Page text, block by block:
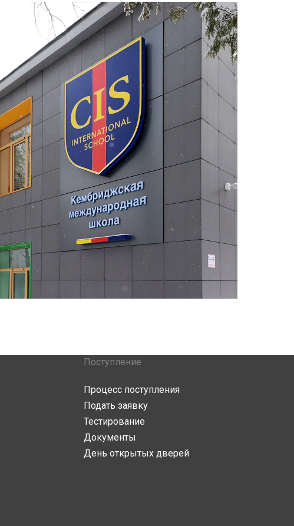
Поступление
Процесс поступления
Подать заявку
Тестирование
Документы
День открытых дверей